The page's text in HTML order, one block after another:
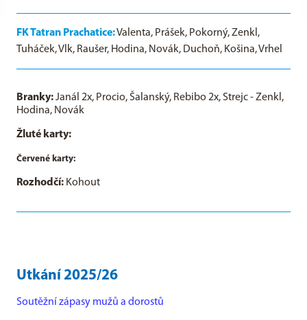
FK Tatran Prachatice:Valenta, Prášek, Pokorný, Zenkl,
Tuháček, Vlk, Raušer, Hodina, Novák, Duchoň, Košina, Vrhel
Branky:Janál 2x, Procio, Šalanský, Rebibo 2x, Strejc - Zenkl,
Hodina, Novák
Žluté karty:
Červené karty:
Rozhodčí: Kohout
Utkání 2025/26
Soutěžní zápasy mužů a dorostů